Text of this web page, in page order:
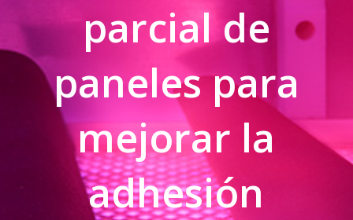
parcial de
paneles para
mejorar la
adhesión